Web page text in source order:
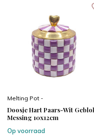
Melting Pot -
Doosje Hart Paars-Wit
Messing 10x12cm
Op voorraad